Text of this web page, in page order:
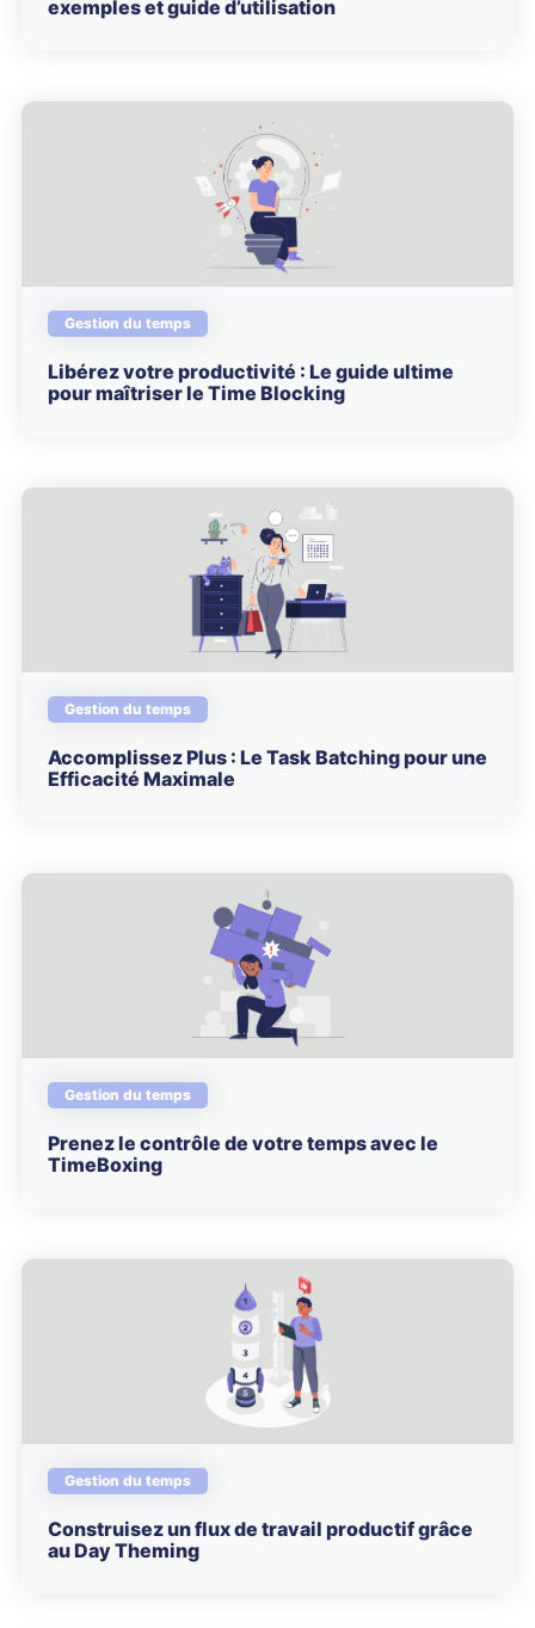
exemples et guide d’utilisation
Gestion du temps
Libérez votre productivité : Le guide ultime
pour maîtriser le Time Blocking
Gestion du temps
Accomplissez Plus : Le Task Batching pour une
Efficacité Maximale
Gestion du temps
Prenez le contrôle de votre temps avec le
TimeBoxing
Gestion du temps
Construisez un flux de travail productif grâce
au Day Theming